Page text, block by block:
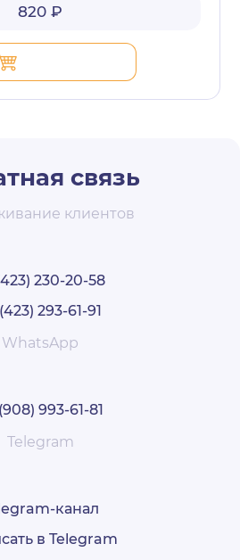
820 ₽
связь
клиентов
230-20-58
293-61-91
WhatsApp
993-61-81
Telegram
канал
в Telegram